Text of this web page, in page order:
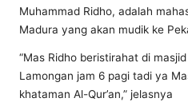
Muhammad Ridho, adalah
Madura yang akan mudik ke
“Mas Ridho beristirahat di
Lamongan jam 6 pagi tadi ya
khataman Al-Qur’an,” jelasnya